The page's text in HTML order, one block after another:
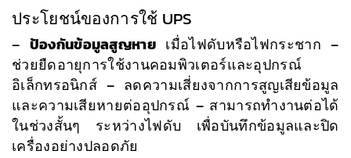
ประโยชน์ของการใช้ UPS
– ป้องกันข้อมูลสูญหาย เมื่อไฟดับหรือไฟกระชาก –
ช่วยยืดอายุการใช้งานคอมพิวเตอร์และอุปกรณ์
อิเล็กทรอนิกส์ – ลดความเสี่ยงจากการสูญเสียข้อมูล
และความเสียหายต่ออุปกรณ์ – สามารถทำงานต่อได้
ในช่วงสั้นๆ ระหว่างไฟดับ เพื่อบันทึกข้อมูลและปิด
เครื่องอย่างปลอดภัย